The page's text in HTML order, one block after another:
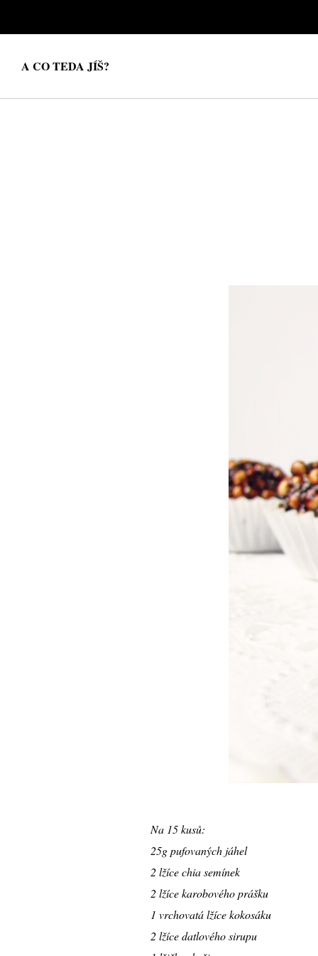
A CO TEDA JÍŠ?
Na 15 kusů:
25g pufovaných jáhel
2 lžíce chia semínek
2 lžíce karobového prášku
1 vrchovatá lžíce kokosáku
2 lžíce datlového sirupu